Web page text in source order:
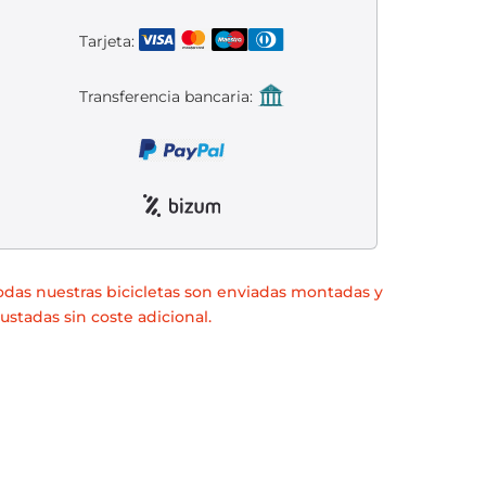
Tarjeta:
Transferencia bancaria:
nuestras bicicletas son enviadas montadas y
sin coste adicional.